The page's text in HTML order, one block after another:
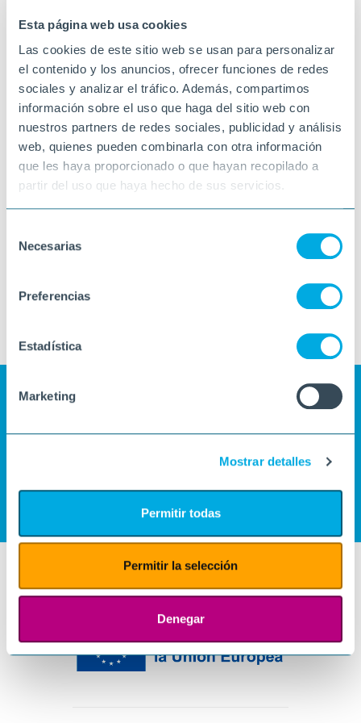
Esta página web usa cookies
Las cookies de este sitio web se usan para personalizar
el contenido y los anuncios, ofrecer funciones de redes
sociales y analizar el tráfico. Además, compartimos
información sobre el uso que haga del sitio web con
nuestros partners de redes sociales, publicidad y análisis
web, quienes pueden combinarla con otra información
que les haya proporcionado o que hayan recopilado a
partir del uso que haya hecho de sus servicios.
Necesarias
Preferencias
Estadística
Marketing
Mostrar detalles
Permitir todas
Permitir la selección
Denegar